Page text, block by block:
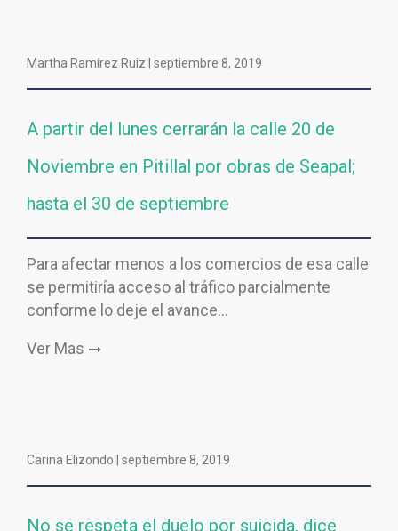
Martha Ramírez Ruiz | septiembre 8, 2019
A partir del lunes cerrarán la calle 20 de
Noviembre en Pitillal por obras de Seapal;
hasta el 30 de septiembre
Para afectar menos a los comercios de esa calle
se permitiría acceso al tráfico parcialmente
conforme lo deje el avance…
Ver Mas
Carina Elizondo | septiembre 8, 2019
No se respeta el duelo por suicida, dice